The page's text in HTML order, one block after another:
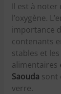
Il est à noter
l’oxygène.
importance
contenants
stables et
alimentaires
Saouda sont
verre.